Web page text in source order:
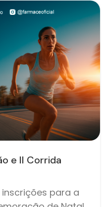
e II Corrida
para a